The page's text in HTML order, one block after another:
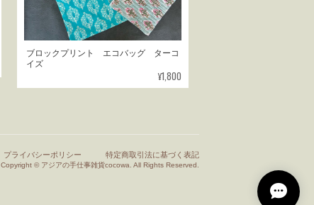
ブロックプリント エコバッグ ターコ
イズ
¥1,800
プライバシーポリシー 特定商取引法に基づく表記
Copyright © アジアの手仕事雑貨cocowa. All Rights Reserved.